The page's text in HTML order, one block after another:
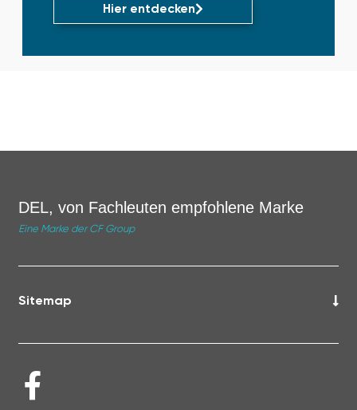
Hier entdecken
DEL, von Fachleuten empfohlene Marke
Eine Marke der CF Group
Sitemap